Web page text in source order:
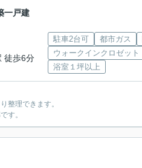
一戸建
徒歩6分
駐車2台可 都市ガス
ウォークインクロゼット
浴室１坪以上
整理できます。
す。